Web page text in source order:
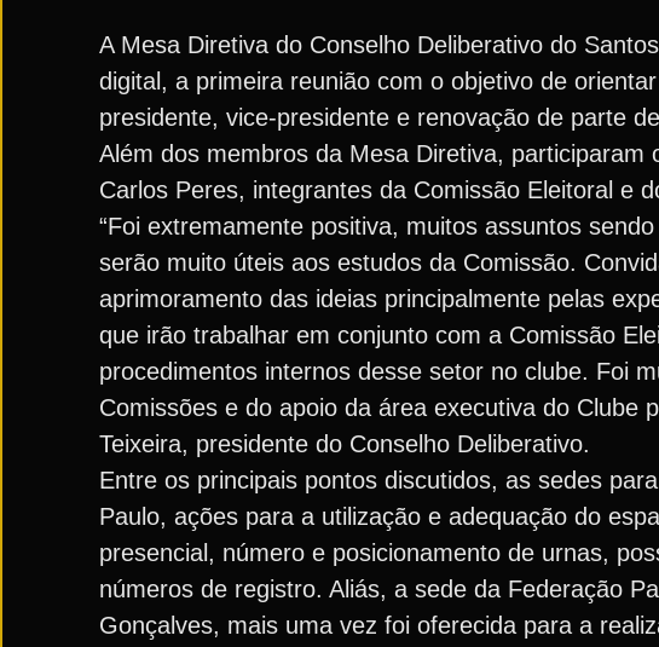
A Mesa Diretiva do Conselho Deliberativo do
digital, a primeira reunião com o objetivo de
presidente, vice-presidente e renovação de parte
Além dos membros da Mesa Diretiva,
Carlos Peres, integrantes da Comissão Eleitoral e
“Foi extremamente positiva, muitos assuntos
serão muito úteis aos estudos da Comissão.
aprimoramento das ideias principalmente pelas
que irão trabalhar em conjunto com a Comissão
procedimentos internos desse setor no clube. Foi
Comissões e do apoio da área executiva do Clube
Teixeira, presidente do Conselho Deliberativo.
Entre os principais pontos discutidos, as sedes
Paulo, ações para a utilização e adequação do
presencial, número e posicionamento de urnas,
números de registro. Aliás, a sede da Federação
Gonçalves, mais uma vez foi oferecida para a